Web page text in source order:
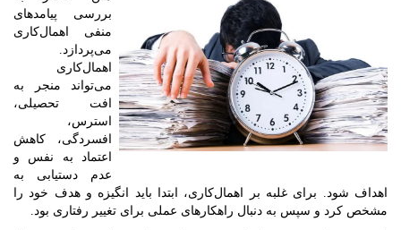
بررسی پیامدهای
منفی اهمال‌کاری
می‌پردازد.
اهمال‌کاری
می‌تواند منجر به
افت تحصیلی،
استرس،
افسردگی، کاهش
اعتماد به نفس و
عدم دستیابی به
اهداف شود. برای غلبه بر اهمال‌کاری، ابتدا باید انگیزه و هدف خود را
مشخص کرد و سپس به دنبال راهکارهای عملی برای تغییر رفتاری بود.